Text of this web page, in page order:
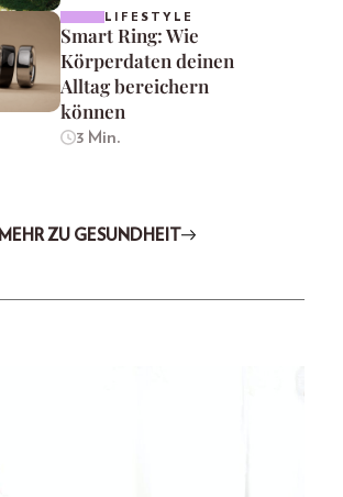
LIFESTYLE
Smart Ring: Wie
Körperdaten deinen
Alltag bereichern
können
3 Min.
MEHR ZU GESUNDHEIT